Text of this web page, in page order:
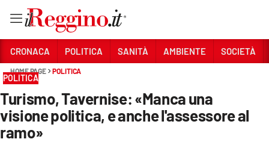
Sezioni
CRONACA
POLITICA
CRONACA POLITICA SANITÀ AMBIENTE SOCIETÀ
HOME PAGE POLITICA
POLITICA
Turismo, Tavernise: «Manca una
visione politica, e anche l'assessore al
ramo»